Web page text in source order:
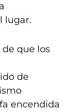
lugar.
que los
de
encendida